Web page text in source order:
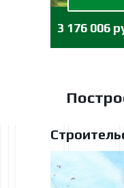
3 176 006